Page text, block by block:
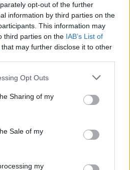
opt-out of the further
information by third parties on the
This information may
third parties on the IAB’s List of
that may further disclose it to other
app uses one or more Google
behaviour. You may click to
and its third-party tags to
purposes in below Google
Opt Outs
Sharing of my
Sale of my
my
a Facebookon